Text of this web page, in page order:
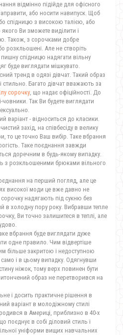
відмінно підійде для офісного
або носити навипуск. Щоб
спідницю з високою талією, або
Ви зможете виділити і
Також, з сорочками добре
розкльошені. Але не створіть
пишну спідницю надягати вільну
буде виглядати мішкувато.
тренд в одязі дівчат. Такий образ
Багато дівчат вважають за
сорочку, що надає офіційності. До
човники. Так Ви будете виглядати
варіант - відноситься до класики.
захід, на співбесіду в велику
то це точно Ваш вибір. Таке вбрання
Таке поєднання завжди
доречним в будь-якому випадку.
з розкльошеними брюками вільного
на перший погляд, але це
високої моди це вже давно не
надягають під сукню без
в холодну пору року. Вибравши тепле
Ви точно залишитеся в теплі, але
вбрання буде виглядати дуже
одне правило. Чим відвертіше
більше закритою і недоступною
і в цьому випадку. Одягнувши
ніжок, тому верх повинен бути
образ не перетворився на
і досить практичне рішення в
варіант в молодіжному стилі
в Америці, приблизно в 40-х
поєднує в собі діловий стиль і
уніформи вищих навчальних